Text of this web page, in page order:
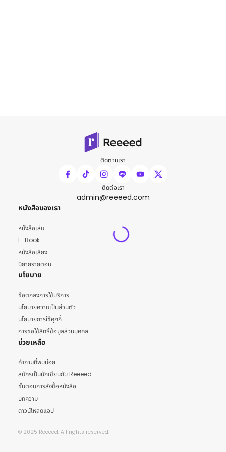
ติดตามเรา
ติดต่อเรา
admin@reeeed.com
หนังสือของเรา
หนังสือเล่ม
E-Book
หนังสือเสียง
นิยายรายตอน
นโยบาย
ข้อตกลงการใช้บริการ
นโยบายความเป็นส่วนตัว
นโยบายการใช้คุกกี้
การขอใช้สิทธิ์ข้อมูลส่วนบุคคล
ช่วยเหลือ
คำถามที่พบบ่อย
สมัครเป็นนักเขียนกับ Reeeed
ขั้นตอนการสั่งซื้อหนังสือ
บทความ
ดาวน์โหลดแอป
© 2025 Reeeed. All rights reserved.